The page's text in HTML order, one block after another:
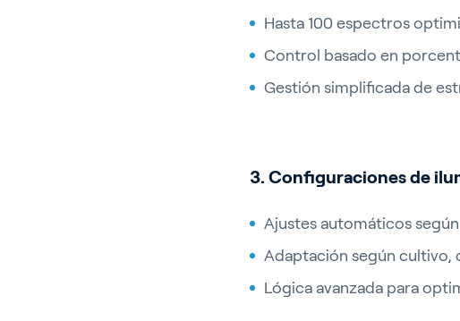
Contacto
Ofertas de
Hasta 100 espectros
Control basado en
Gestión simplificada de
3. Configuraciones de
Ajustes automáticos
Adaptación según cultivo,
Lógica avanzada para